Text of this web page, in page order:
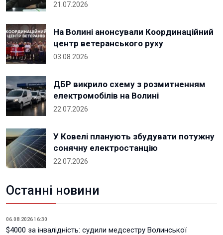
21.07.2026
На Волині анонсували Координаційний
центр ветеранського руху
03.08.2026
ДБР викрило схему з розмитненням
електромобілів на Волині
22.07.2026
У Ковелі планують збудувати потужну
сонячну електростанцію
22.07.2026
Останні новини
06.08.2026 16:30
$4000 за інвалідність: судили медсестру Волинської